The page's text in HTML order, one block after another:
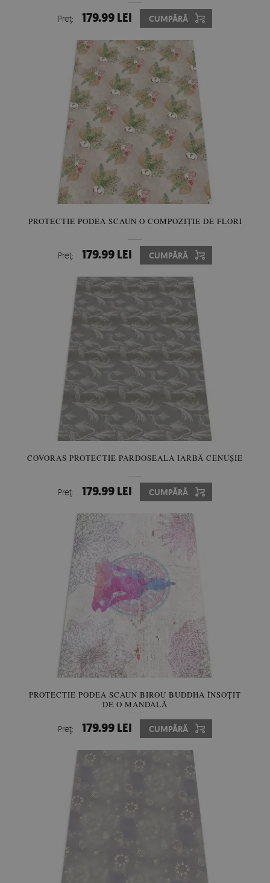
Preţ: 179.99 LEI CUMPĂRĂ
PROTECTIE PODEA SCAUN O COMPOZIȚIE DE FLORI
Preţ: 179.99 LEI CUMPĂRĂ
COVORAS PROTECTIE PARDOSEALA IARBĂ CENUȘIE
Preţ: 179.99 LEI CUMPĂRĂ
PROTECTIE PODEA SCAUN BIROU BUDDHA ÎNSOȚIT
DE O MANDALĂ
Preţ: 179.99 LEI CUMPĂRĂ